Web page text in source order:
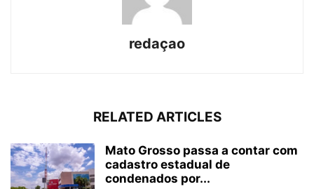
redaçao
RELATED ARTICLES
Mato Grosso passa a contar com
cadastro estadual de
condenados por...